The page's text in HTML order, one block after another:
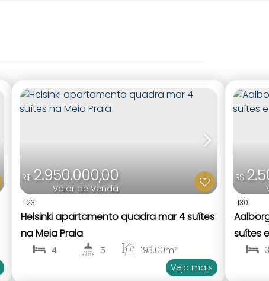
123
R$2.950.000,00
Valor de Venda
Helsinki apartamento quadra mar 4 suítes
na Meia Praia
4 5 193.00m²
Veja mais
130
R$
suítes
3